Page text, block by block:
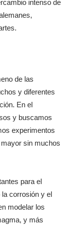
intenso de
de las
y diferentes
En el
y buscamos
experimentos
sin muchos
para el
corrosión y el
modelar los
y más